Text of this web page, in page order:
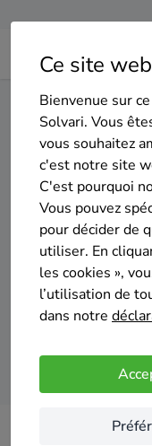
Ce site
Bienvenue sur
Solvari. Vous
vous souhaitez
c'est notre site
C'est pourquoi
Vous pouvez
pour décider de
utiliser. En
les cookies »,
l’utilisation de
dans notre
Home Isolation de la
Top 20 des entreprises